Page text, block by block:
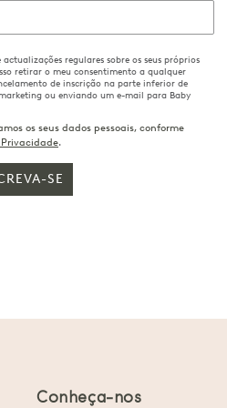
regulares sobre os seus próprios
retirar o meu consentimento a qualquer
de inscrição na parte inferior de
ou enviando um e-mail para Baby
os seus dados pessoais, conforme
.
SE
Conheça-nos